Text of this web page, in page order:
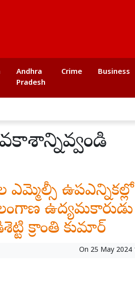
Andhra
Pradesh
Crime Business
ఎమ్మెల్సీ ఉపఎన్నికల్లో
ఉద్యమకారుడు
క్రాంతి కుమార్
On 25 May 2024